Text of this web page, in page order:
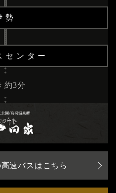
勢
センター
約3分
速バスはこちら